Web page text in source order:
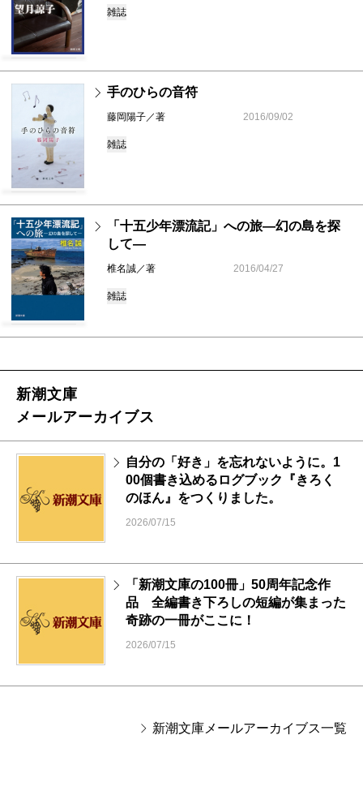
雑誌
手のひらの音符
藤岡陽子／著 2016/09/02
雑誌
「十五少年漂流記」への旅―幻の島を探
して―
椎名誠／著 2016/04/27
雑誌
新潮文庫
メールアーカイブス
自分の「好き」を忘れないように。1
00個書き込めるログブック『きろく
のほん』をつくりました。
2026/07/15
「新潮文庫の100冊」50周年記念作
品 全編書き下ろしの短編が集まった
奇跡の一冊がここに！
2026/07/15
新潮文庫メールアーカイブス一覧